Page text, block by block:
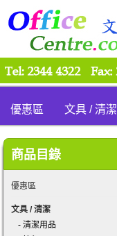
優惠區 文具 / 清潔
商品目錄
優惠區
文具 / 清潔
- 清潔用品